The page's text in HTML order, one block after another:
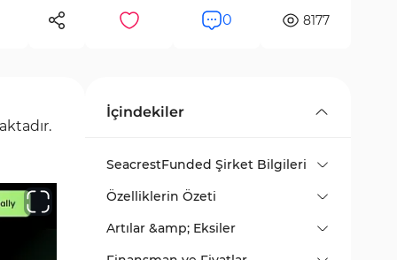
0 8177
İçindekiler
SeacrestFunded Şirket Bilgileri
Özelliklerin Özeti
Artılar &amp; Eksiler